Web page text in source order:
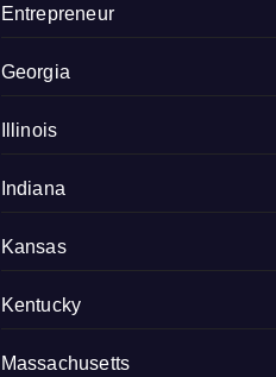
Entrepreneur
Georgia
Illinois
Indiana
Kansas
Kentucky
Massachusetts